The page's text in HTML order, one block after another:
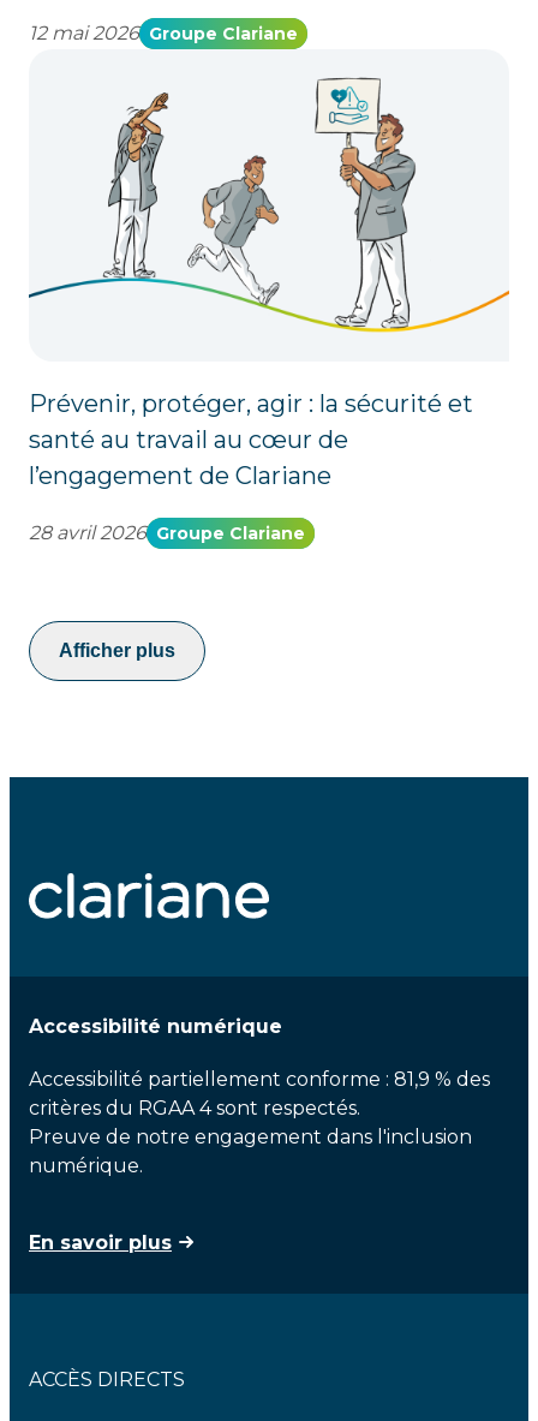
12 mai 2026 Groupe Clariane
Prévenir, protéger, agir : la sécurité et
santé au travail au cœur de
l’engagement de Clariane
28 avril 2026 Groupe Clariane
Afficher plus
Accessibilité numérique
Accessibilité partiellement conforme : 81,9 % des
critères du RGAA 4 sont respectés.
Preuve de notre engagement dans l'inclusion
numérique.
En savoir plus
ACCÈS DIRECTS